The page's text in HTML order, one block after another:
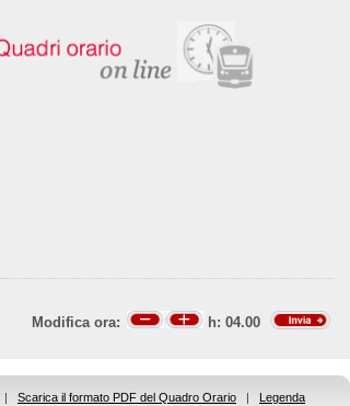
Modifica ora: h: 04.00
| Scarica il formato PDF del Quadro Orario | Legenda